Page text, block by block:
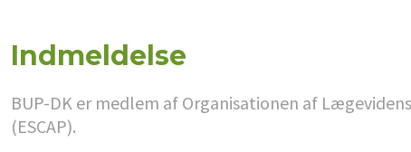
Indmeldelse
BUP-DK er medlem af Organisationen af
(ESCAP).